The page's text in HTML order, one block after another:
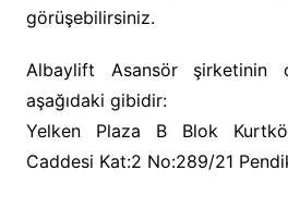
görüşebilirsiniz.
Albaylift Asansör şirketinin
aşağıdaki gibidir:
Yelken Plaza B Blok
Caddesi Kat:2 No:289/21